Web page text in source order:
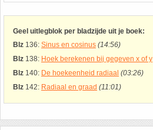
Geel uitlegblok per bladzijde uit je boek:
Blz 136: Sinus en cosinus (14:56)
Blz 138: Hoek berekenen bij gegeven x of y
Blz 140: De hoekeenheid radiaal (03:26)
Blz 142: Radiaal en graad (11:01)
28. Procenten